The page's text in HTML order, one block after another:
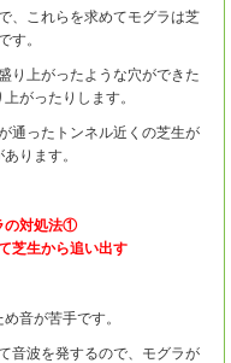
、これらを求めてモグラは芝
す。
り上がったような穴ができた
がったりします。
通ったトンネル近くの芝生が
ります。
の対処法①
芝生から追い出す
音が苦手です。
音波を発するので、モグラが